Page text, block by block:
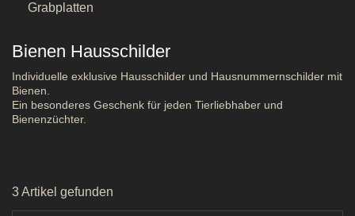
Grabplatten
Bienen Hausschilder
Individuelle exklusive Hausschilder und Hausnummernschilder mit
Bienen.
Ein besonderes Geschenk für jeden Tierliebhaber und
Bienenzüchter.
3 Artikel gefunden